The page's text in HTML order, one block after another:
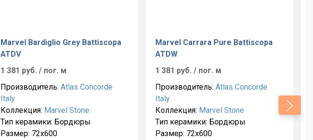
Marvel Bardiglio Grey Battiscopa
ATDV
1 381 руб. / пог. м
Производитель: Atlas Concorde
Italy
Коллекция: Marvel Stone
Тип керамики: Бордюры
Размер: 72x600
Marvel Carrara Pure Battiscopa
ATDW
1 381 руб./ пог. м
Производитель:Atlas Concorde
Italy
Коллекция: Marvel Stone
Тип керамики: Бордюры
Размер: 72x600